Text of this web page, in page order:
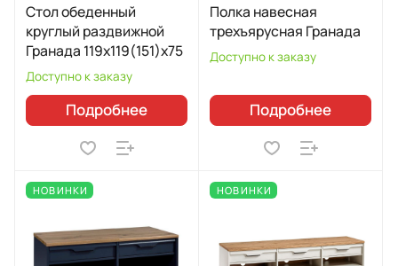
Стол обеденный
круглый раздвижной
Гранада 119х119(151)х75
Доступно к заказу
Подробнее
Полка навесная
трехъярусная Гранада
Доступно к заказу
Подробнее
НОВИНКИ НОВИНКИ